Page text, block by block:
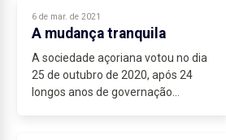
político. Nos Açores...
6 de mar. de 2021
A mudança tranquila
A sociedade açoriana votou no dia
25 de outubro de 2020, após 24
longos anos de governação